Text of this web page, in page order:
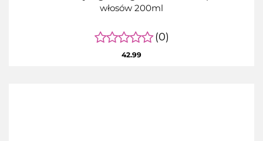
włosów 200ml
(0)
42.99